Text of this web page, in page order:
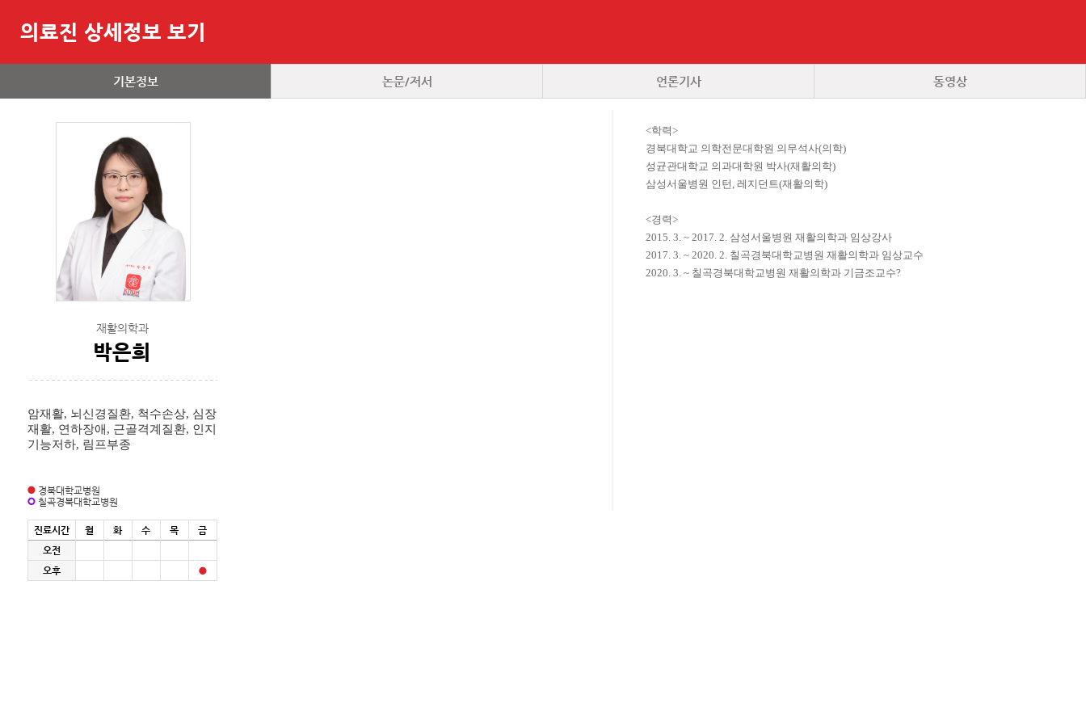
의료진 상세정보 보기
기본정보 논문/저서 언론기사 동영상
재활의학과
박은희
암재활, 뇌신경질환, 척수손상, 심장
재활, 연하장애, 근골격계질환, 인지
기능저하, 림프부종
경북대학교병원
칠곡경북대학교병원
진료시간 월 화 수 목
금
오전
오후
<학력>
경북대학교 의학전문대학원 의무석사(의학)
성균관대학교 의과대학원 박사(재활의학)
삼성서울병원 인턴, 레지던트(재활의학)
<경력>
2015. 3. ~ 2017. 2. 삼성서울병원 재활의학과 임상강사
2017. 3. ~ 2020. 2. 칠곡경북대학교병원 재활의학과 임상교수
2020. 3. ~ 칠곡경북대학교병원 재활의학과 기금조교수?